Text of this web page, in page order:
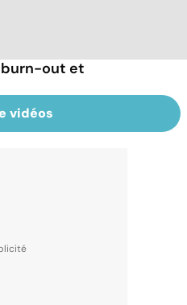
burn-out et
vidéos